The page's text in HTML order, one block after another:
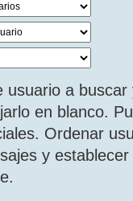
usuario a
en blanco.
Ordenar
y